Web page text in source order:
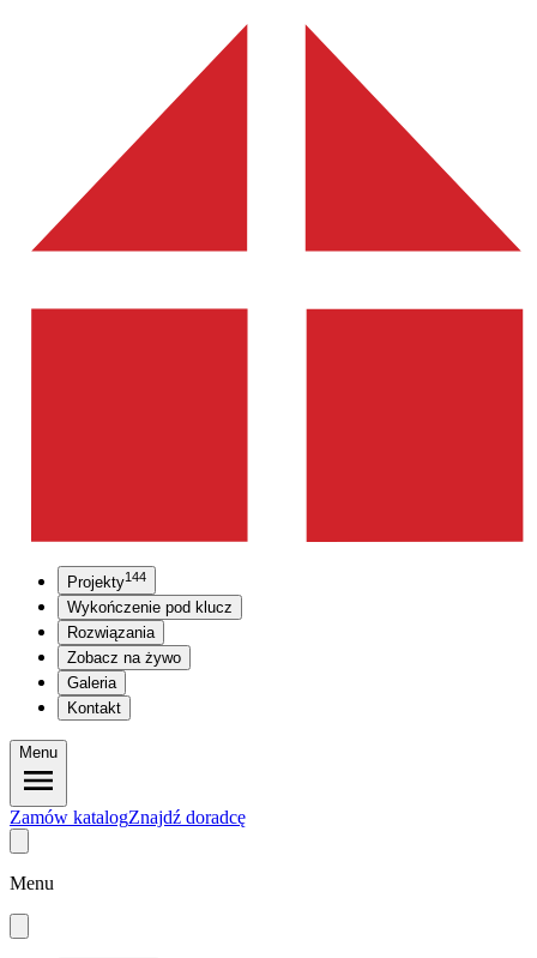
Projekty144
Wykończenie pod klucz
Rozwiązania
Zobacz na żywo
Galeria
Kontakt
Menu
Zamów katalogZnajdź doradcę
Menu